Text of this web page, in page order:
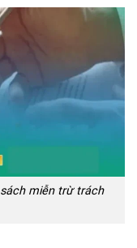
miễn trừ trách